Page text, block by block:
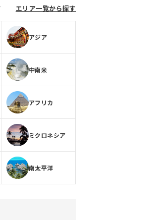
エリア一覧から探す
アジア
中南米
アフリカ
ミクロネシア
南太平洋